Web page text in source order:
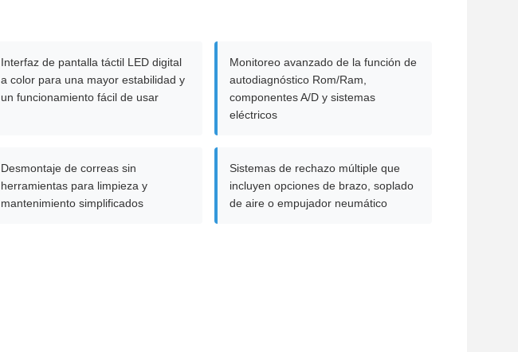
Interfaz de pantalla táctil LED digital
a color para una mayor estabilidad y
un funcionamiento fácil de usar
Monitoreo avanzado de la función de
autodiagnóstico Rom/Ram,
componentes A/D y sistemas
eléctricos
Desmontaje de correas sin
herramientas para limpieza y
mantenimiento simplificados
Sistemas de rechazo múltiple que
incluyen opciones de brazo, soplado
de aire o empujador neumático